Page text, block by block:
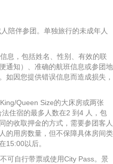
陪伴参团。单独旅行的未成年人
息，包括姓名、性别、有效的联
通知）、准确的航班信息或参团地
如因您提供错误信息而造成损失，
Queen Size的大床房或两张
住宿的最多人数在2 到4 人，包
的收取押金的方式，需要参团客人
的用房数量，但不保障具体房间类
15:00以后。
可自行带票或使用City Pass。景